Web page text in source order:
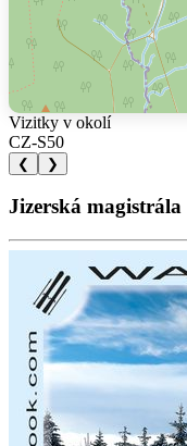
Vizitky v okolí
CZ-S50
❮ ❯
Jizerská magistrála